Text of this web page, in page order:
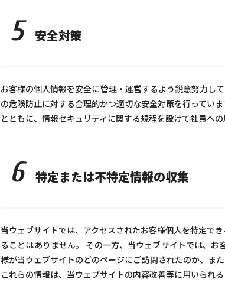
5 安全対策
お客様の個人情報を安全に管理・運営するよう鋭意努力し
の危険防止に対する合理的かつ適切な安全対策を行ってい
とともに、情報セキュリティに関する規程を設けて社員への
6 特定または不特定情報の収集
当ウェブサイトでは、アクセスされたお客様個人を特定で
ることはありません。 その一方、当ウェブサイトでは、
様が当ウェブサイトのどのページにご訪問されたのか、ま
これらの情報は、当ウェブサイトの内容改善等に用いられる